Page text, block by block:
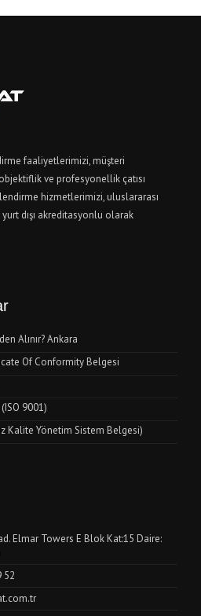
faaliyetlerimizi, müşteri
ve profesyonellik çatısı
hizmetlerimizi, uluslararası
dışı akreditasyonlu olarak
Alınır? Ankara
Of Conformity Belgesi
9001)
Kalite Yönetim Sistem Belgesi)
Elmar Towers E Blok Kat:15 Daire:
52